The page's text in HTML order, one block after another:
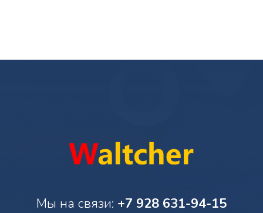
Мы на связи: +7 928 631-94-15